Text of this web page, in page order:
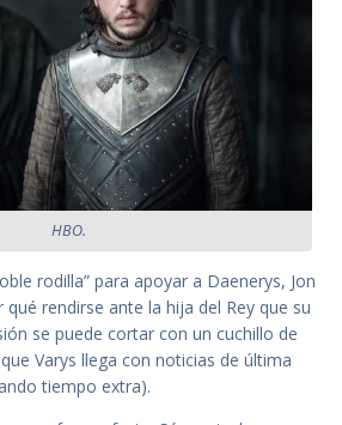
HBO.
rodilla” para apoyar a Daenerys, Jon
qué rendirse ante la hija del Rey que su
se puede cortar con un cuchillo de
Varys llega con noticias de última
tiempo extra).